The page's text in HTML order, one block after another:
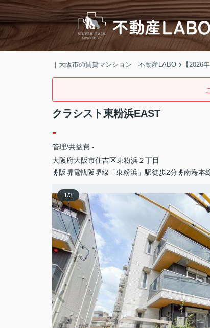
｜大阪市の賃貸マンション｜不動産LABO 【2026
クラシスト東粉浜EAST
-
管理/共益費 -
大阪府大阪市住吉区東粉浜２丁目
阪堺電軌阪堺線「東粉浜」駅徒歩2分
南海本
1/3